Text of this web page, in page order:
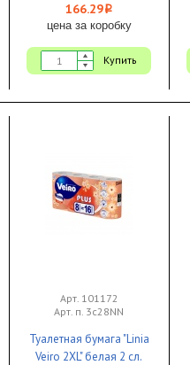
166.29i
цена за коробку
Купить
Арт. 101172
Арт. п. 3с28NN
Туалетная бумага "Linia
Veiro 2XL" белая 2 сл.